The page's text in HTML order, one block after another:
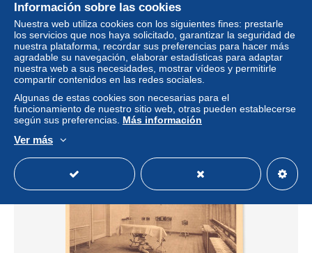
BRUXELLES - Hôpital Militaire - Réfectoire du personnel
± 1,08 US$ 0,99 €
Estatus Profesional
Información sobre las cookies
Nuestra web utiliza cookies con los siguientes fines: prestarle
los servicios que nos haya solicitado, garantizar la seguridad de
nuestra plataforma, recordar sus preferencias para hacer más
agradable su navegación, elaborar estadísticas para adaptar
nuestra web a sus necesidades, mostrar vídeos y permitirle
compartir contenidos en las redes sociales.
Algunas de estas cookies son necesarias para el
funcionamiento de nuestro sitio web, otras pueden establecerse
según sus preferencias. Más información
Ver más